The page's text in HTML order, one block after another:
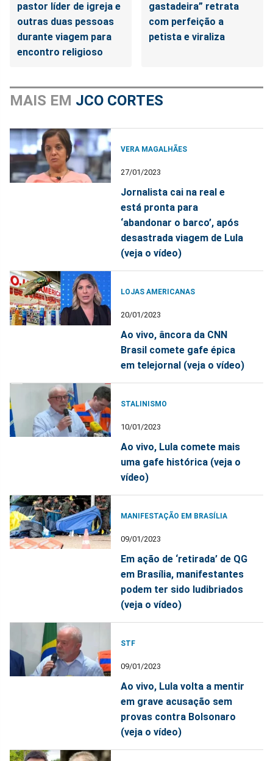
pastor líder de igreja e
outras duas pessoas
durante viagem para
encontro religioso
gastadeira” retrata
com perfeição a
petista e viraliza
MAIS EM JCO CORTES
VERA MAGALHÃES
27/01/2023
Jornalista cai na real e
está pronta para
‘abandonar o barco’, após
desastrada viagem de Lula
(veja o vídeo)
LOJAS AMERICANAS
20/01/2023
Ao vivo, âncora da CNN
Brasil comete gafe épica
em telejornal (veja o vídeo)
STALINISMO
10/01/2023
Ao vivo, Lula comete mais
uma gafe histórica (veja o
vídeo)
MANIFESTAÇÃO EM BRASÍLIA
09/01/2023
Em ação de ‘retirada’ de QG
em Brasília, manifestantes
podem ter sido ludibriados
(veja o vídeo)
STF
09/01/2023
Ao vivo, Lula volta a mentir
em grave acusação sem
provas contra Bolsonaro
(veja o vídeo)